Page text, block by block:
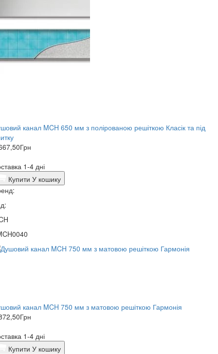
канал MCH 650 мм з полірованою решіткою Класік та під
Грн
1-4 дні
Купити У кошику
канал MCH 750 мм з матовою решіткою Гармонія
Грн
1-4 дні
Купити У кошику